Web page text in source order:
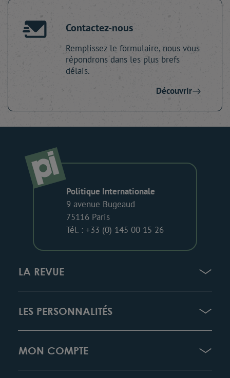
Contactez-nous
Remplissez le formulaire, nous vous
répondrons dans les plus brefs
délais.
Découvrir
Politique Internationale
9 avenue Bugeaud
75116 Paris
Tél. : +33 (0) 145 00 15 26
LA REVUE
LES PERSONNALITÉS
MON COMPTE